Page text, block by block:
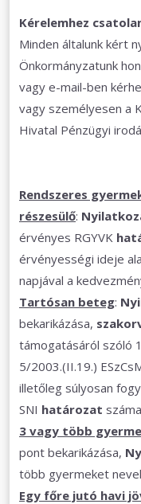
Kérelemhez
Minden általunk kért
Önkormányzatunk
vagy e-mail-ben
vagy személyesen a
Hivatal Pénzügyi
Rendszeres
részesülő:
érvényes RGYVK
érvényességi ideje
napjával a
Tartósan beteg:
bekarikázása,
támogatásáról szóló
5/2003.(II.19.)
illetőleg súlyosan
SNI határozat száma
3 vagy több
pont bekarikázása,
több gyermeket
Egy főre jutó havi